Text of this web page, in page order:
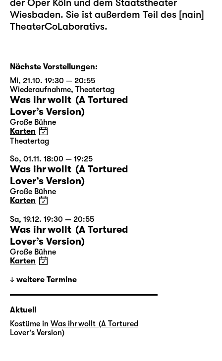
der Oper Köln und dem Staatstheater
Wiesbaden. Sie ist außerdem Teil des [nain]
TheaterCoLaborativs.
Nächste Vorstellungen:
Mi, 21.10. 19:30 — 20:55
Wiederaufnahme, Theatertag
Was ihr wollt (A Tortured
Lover’s Version)
Große Bühne
Karten
Theatertag
So, 01.11. 18:00 — 19:25
Was ihr wollt (A Tortured
Lover’s Version)
Große Bühne
Karten
Sa, 19.12. 19:30 — 20:55
Was ihr wollt (A Tortured
Lover’s Version)
Große Bühne
Karten
weitere Termine
Aktuell
Kostüme in Was ihr wollt (A Tortured
Lover’s Version)